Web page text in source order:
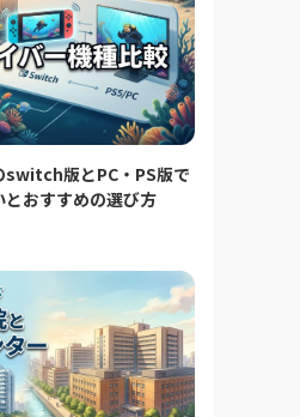
switch版とPC・PS版で
おすすめの選び方